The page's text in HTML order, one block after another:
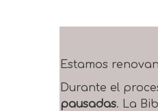
Estamos
Durante el
pausadas. La